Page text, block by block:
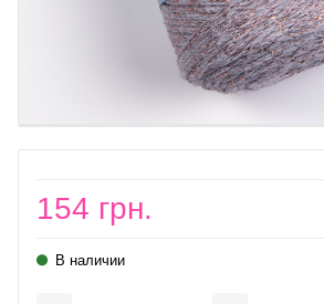
154 грн.
В наличии